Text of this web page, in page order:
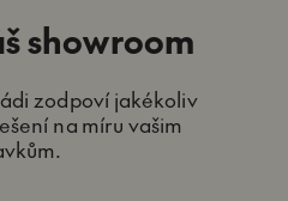
showroom
zodpoví jakékoliv
na míru vašim